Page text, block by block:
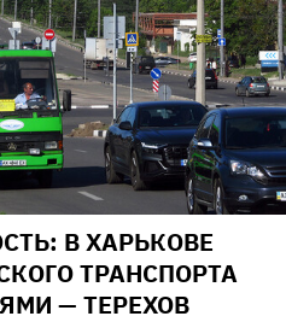
В ХАРЬКОВЕ
ТРАНСПОРТА
— ТЕРЕХОВ